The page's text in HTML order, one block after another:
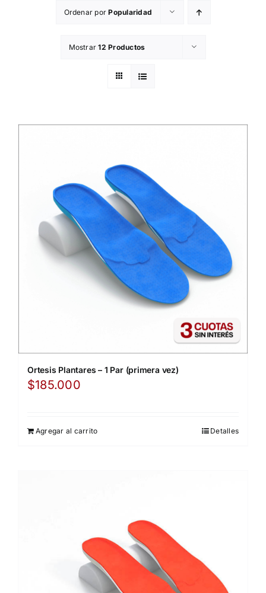
Ordenar porPopularidad
Mostrar12 Productos
Ortesis Plantares – 1 Par (primera vez)
$185.000
Agregar al carrito Detalles